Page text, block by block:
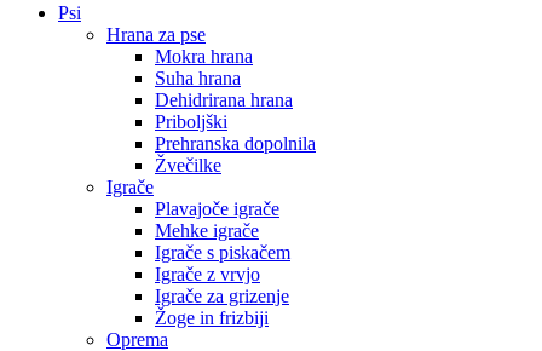
Psi
Hrana za pse
Mokra hrana
Suha hrana
Dehidrirana hrana
Priboljški
Prehranska dopolnila
Žvečilke
Igrače
Plavajoče igrače
Mehke igrače
Igrače s piskačem
Igrače z vrvjo
Igrače za grizenje
Žoge in frizbiji
Oprema